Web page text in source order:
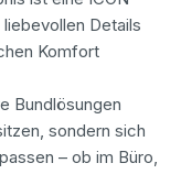
Details
Komfort
Bundlösungen
sondern sich
– ob im Büro,